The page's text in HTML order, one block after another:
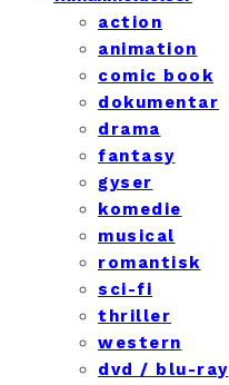
action
animation
comic book
dokumentar
drama
fantasy
gyser
komedie
musical
romantisk
sci-fi
thriller
western
dvd / blu-ray